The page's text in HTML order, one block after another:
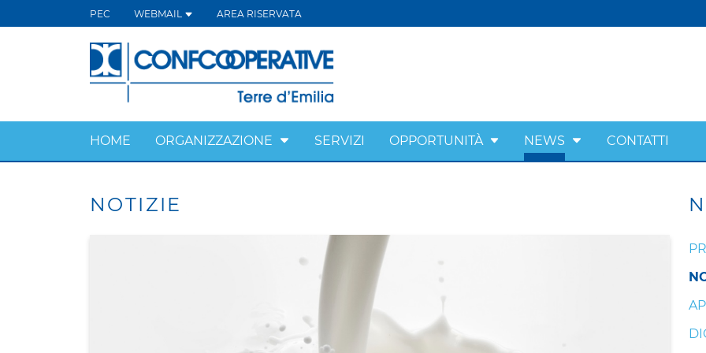
PEC WEBMAIL AREA RISERVATA
HOME ORGANIZZAZIONE SERVIZI OPPORTUNITÀ NEWS CONTATTI
NOTIZIE